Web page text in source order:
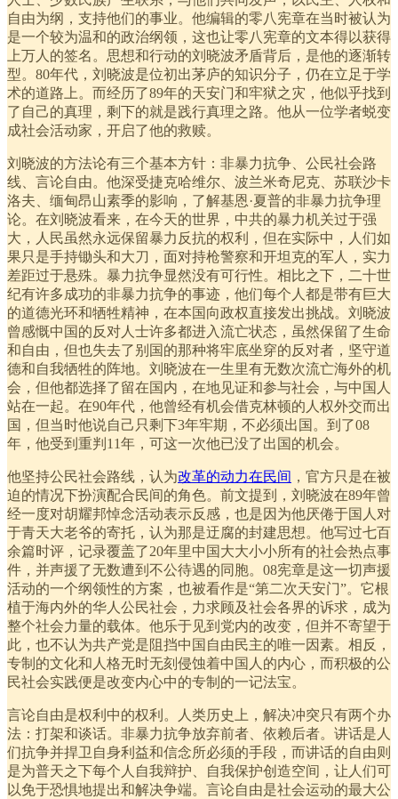
自由为纲，支持他们的事业。他编辑的零八宪章在当时被认为
是一个较为温和的政治纲领，这也让零八宪章的文本得以获得
上万人的签名。思想和行动的刘晓波矛盾背后，是他的逐渐转
型。80年代，刘晓波是位初出茅庐的知识分子，仍在立足于学
术的道路上。而经历了89年的天安门和牢狱之灾，他似乎找到
了自己的真理，剩下的就是践行真理之路。他从一位学者蜕变
成社会活动家，开启了他的救赎。
刘晓波的方法论有三个基本方针：非暴力抗争、公民社会路
线、言论自由。他深受捷克哈维尔、波兰米奇尼克、苏联沙卡
洛夫、缅甸昂山素季的影响，了解基恩·夏普的非暴力抗争理
论。在刘晓波看来，在今天的世界，中共的暴力机关过于强
大，人民虽然永远保留暴力反抗的权利，但在实际中，人们如
果只是手持锄头和大刀，面对持枪警察和开坦克的军人，实力
差距过于悬殊。暴力抗争显然没有可行性。相比之下，二十世
纪有许多成功的非暴力抗争的事迹，他们每个人都是带有巨大
的道德光环和牺牲精神，在本国向政权直接发出挑战。刘晓波
曾感慨中国的反对人士许多都进入流亡状态，虽然保留了生命
和自由，但也失去了别国的那种将牢底坐穿的反对者，坚守道
德和自我牺牲的阵地。刘晓波在一生里有无数次流亡海外的机
会，但他都选择了留在国内，在地见证和参与社会，与中国人
站在一起。在90年代，他曾经有机会借克林顿的人权外交而出
国，但当时他说自己只剩下3年牢期，不必须出国。到了08
年，他受到重判11年，可这一次他已没了出国的机会。
他坚持公民社会路线，认为改革的动力在民间 ，官方只是在被
迫的情况下扮演配合民间的角色。前文提到，刘晓波在89年曾
经一度对胡耀邦悼念活动表示反感，也是因为他厌倦于国人对
于青天大老爷的寄托，认为那是迂腐的封建思想。他写过七百
余篇时评，记录覆盖了20年里中国大大小小所有的社会热点事
件，并声援了无数遭到不公待遇的同胞。08宪章是这一切声援
活动的一个纲领性的方案，也被看作是“第二次天安门”。它根
植于海内外的华人公民社会，力求顾及社会各界的诉求，成为
整个社会力量的载体。他乐于见到党内的改变，但并不寄望于
此，也不认为共产党是阻挡中国自由民主的唯一因素。相反，
专制的文化和人格无时无刻侵蚀着中国人的内心，而积极的公
民社会实践便是改变内心中的专制的一记法宝。
言论自由是权利中的权利。人类历史上，解决冲突只有两个办
法：打架和谈话。非暴力抗争放弃前者、依赖后者。讲话是人
们抗争并捍卫自身利益和信念所必须的手段，而讲话的自由则
是为普天之下每个人自我辩护、自我保护创造空间，让人们可
以免于恐惧地提出和解决争端。言论自由是社会运动的最大公